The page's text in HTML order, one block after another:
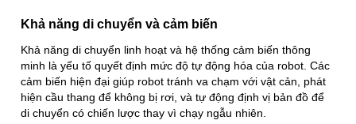
Khả năng di chuyển và cảm biến
Khả năng di chuyển linh hoạt và hệ thống cảm biến thông
minh là yếu tố quyết định mức độ tự động hóa của robot. Các
cảm biến hiện đại giúp robot tránh va chạm với vật cản, phát
hiện cầu thang để không bị rơi, và tự động định vị bản đồ để
di chuyển có chiến lược thay vì chạy ngẫu nhiên.